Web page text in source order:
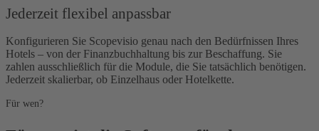
Jederzeit flexibel anpassbar
Konfigurieren Sie Scopevisio genau nach den Bedürfnissen Ihres
Hotels – von der Finanzbuchhaltung bis zur Beschaffung. Sie
zahlen ausschließlich für die Module, die Sie tatsächlich benötigen.
Jederzeit skalierbar, ob Einzelhaus oder Hotelkette.
Für wen?